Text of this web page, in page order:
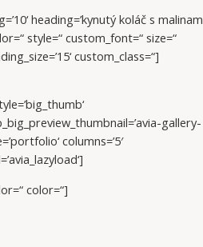
heading=’kynutý koláč s
style=“ custom_font=“ size=“
custom_class=“]
gallery-
columns=’5′
color=“]